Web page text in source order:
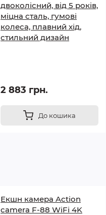
двоколісний, від 5 років,
міцна сталь, гумові
колеса, плавний хід,
стильний дизайн
2 883 грн.
До кошика
Екшн камера Action
camera F-88 WiFi 4K